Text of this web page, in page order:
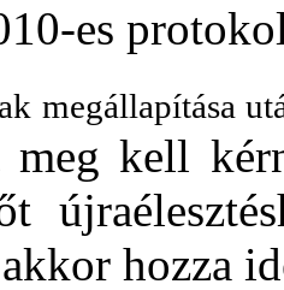
es
megállapítása
meg kell
hozza